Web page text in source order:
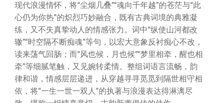
现代浪漫情怀，将“尘烟几叠”“魂向千年越”的苍茫与“此
心仍为你热”的炽烈巧妙融合，既有古典词境的典雅凝
练，又不失真挚动人的情感张力。词中“纵使山河都改
辙”“时空隔不断痴魂”等句，以宏大意象反衬痴心不改，
读来荡气回肠；而“风也候，月也候”“梦里相牵，醒也相
牵”等细腻笔触，又见婉转柔情。整组词语言流畅，韵
律和谐，情感层层递进，从穿越寻寻觅觅到隔世相守相
依，将“一生一世一双人”的执著与浪漫表达得淋漓尽